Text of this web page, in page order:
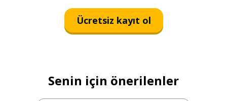
Ücretsiz kayıt ol
Senin için önerilenler